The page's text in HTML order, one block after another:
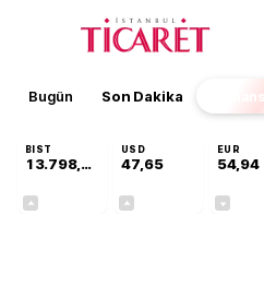
Bugün Son Dakika Finans
BIST
13.798,82
USD
47,65
EUR
54,94